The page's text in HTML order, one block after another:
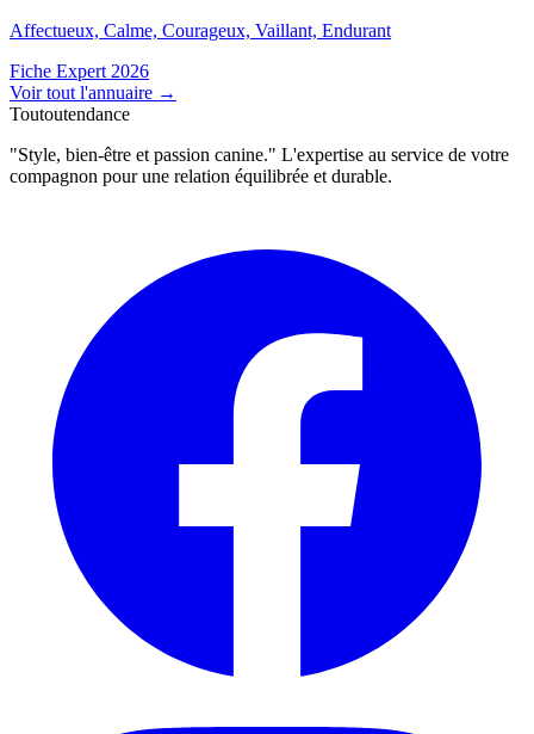
Affectueux, Calme, Courageux, Vaillant, Endurant
Fiche Expert 2026
Voir tout l'annuaire →
Toutoutendance
"Style, bien-être et passion canine." L'expertise au service de votre
compagnon pour une relation équilibrée et durable.